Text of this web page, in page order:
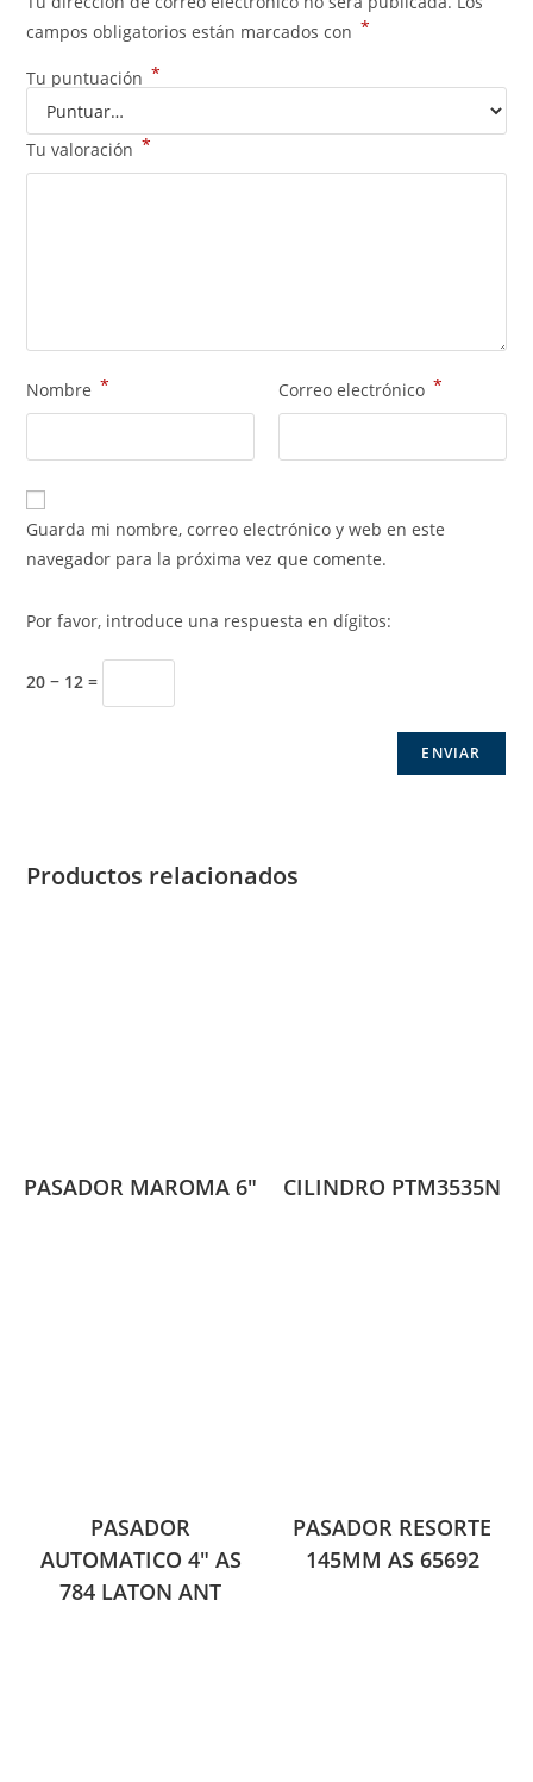
campos obligatorios están marcados con *
Tu puntuación *
Tu valoración *
Nombre * Correo electrónico *
Guarda mi nombre, correo electrónico y web en este
navegador para la próxima vez que comente.
Por favor, introduce una respuesta en dígitos:
20 − 12 =
Productos relacionados
PASADOR MAROMA 6″ CILINDRO PTM3535N
PASADOR
AUTOMATICO 4″ AS
784 LATON ANT
PASADOR RESORTE
145MM AS 65692